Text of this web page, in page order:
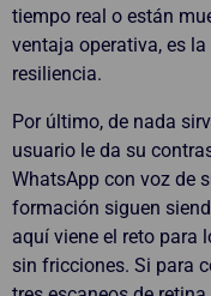
tiempo real o están
ventaja operativa, es
resiliencia.
Por último, de nada
usuario le da su
WhatsApp con voz de
formación siguen
aquí viene el reto para
sin fricciones. Si para